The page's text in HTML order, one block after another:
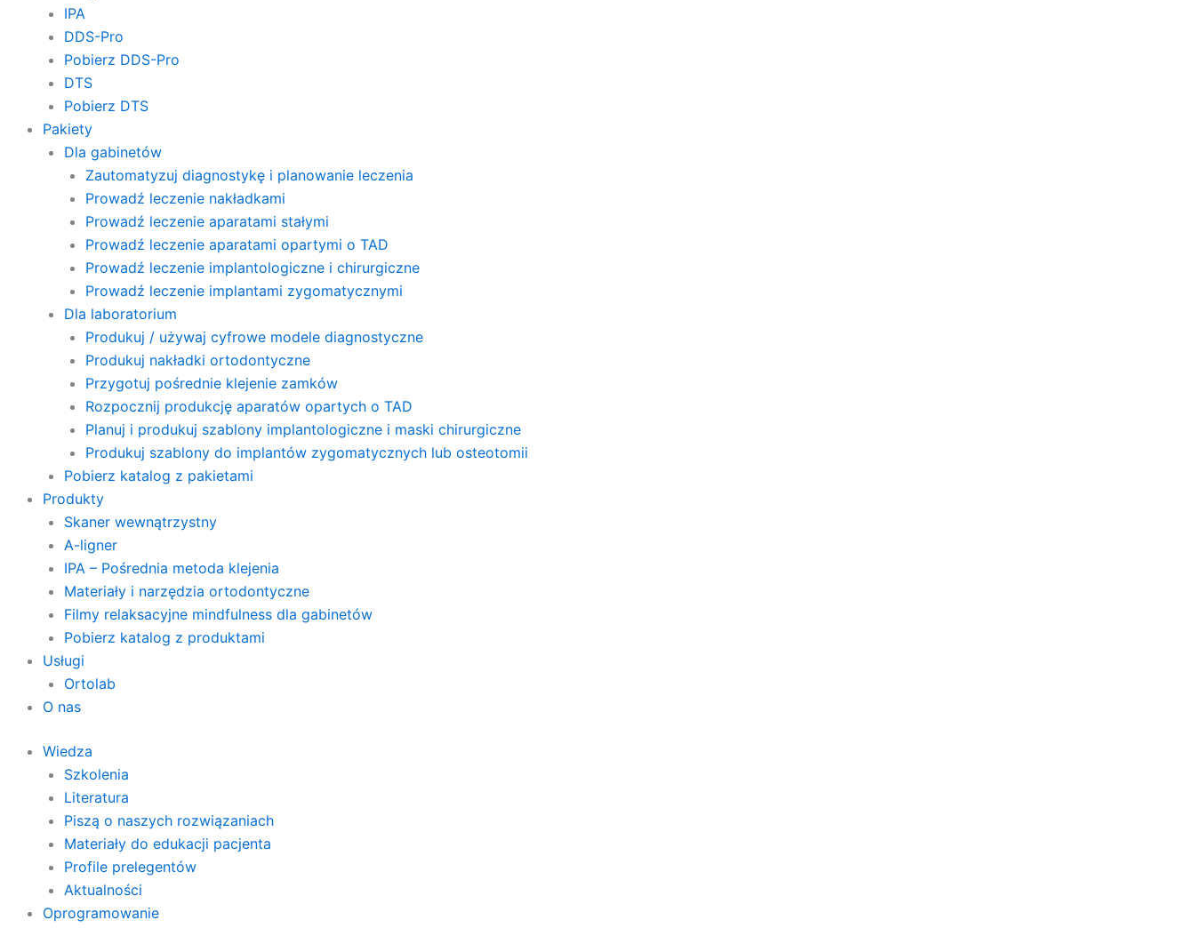
IPA
DDS-Pro
Pobierz DDS-Pro
DTS
Pobierz DTS
Pakiety
Dla gabinetów
Zautomatyzuj diagnostykę i planowanie leczenia
Prowadź leczenie nakładkami
Prowadź leczenie aparatami stałymi
Prowadź leczenie aparatami opartymi o TAD
Prowadź leczenie implantologiczne i chirurgiczne
Prowadź leczenie implantami zygomatycznymi
Dla laboratorium
Produkuj / używaj cyfrowe modele diagnostyczne
Produkuj nakładki ortodontyczne
Przygotuj pośrednie klejenie zamków
Rozpocznij produkcję aparatów opartych o TAD
Planuj i produkuj szablony implantologiczne i maski chirurgiczne
Produkuj szablony do implantów zygomatycznych lub osteotomii
Pobierz katalog z pakietami
Produkty
Skaner wewnątrzystny
A-ligner
IPA – Pośrednia metoda klejenia
Materiały i narzędzia ortodontyczne
Filmy relaksacyjne mindfulness dla gabinetów
Pobierz katalog z produktami
Usługi
Ortolab
O nas
Wiedza
Szkolenia
Literatura
Piszą o naszych rozwiązaniach
Materiały do edukacji pacjenta
Profile prelegentów
Aktualności
Oprogramowanie